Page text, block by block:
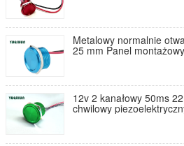
Metalowy normalnie
25 mm Panel
12v 2 kanałowy 50ms
chwilowy